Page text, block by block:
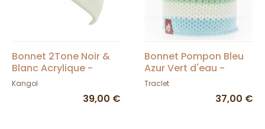
Bonnet 2Tone Noir &
Blanc Acrylique -
Kangol
Kangol
39,00 €
Bonnet Pompon Bleu
Azur Vert d'eau -
LeDrapo
Traclet
37,00 €